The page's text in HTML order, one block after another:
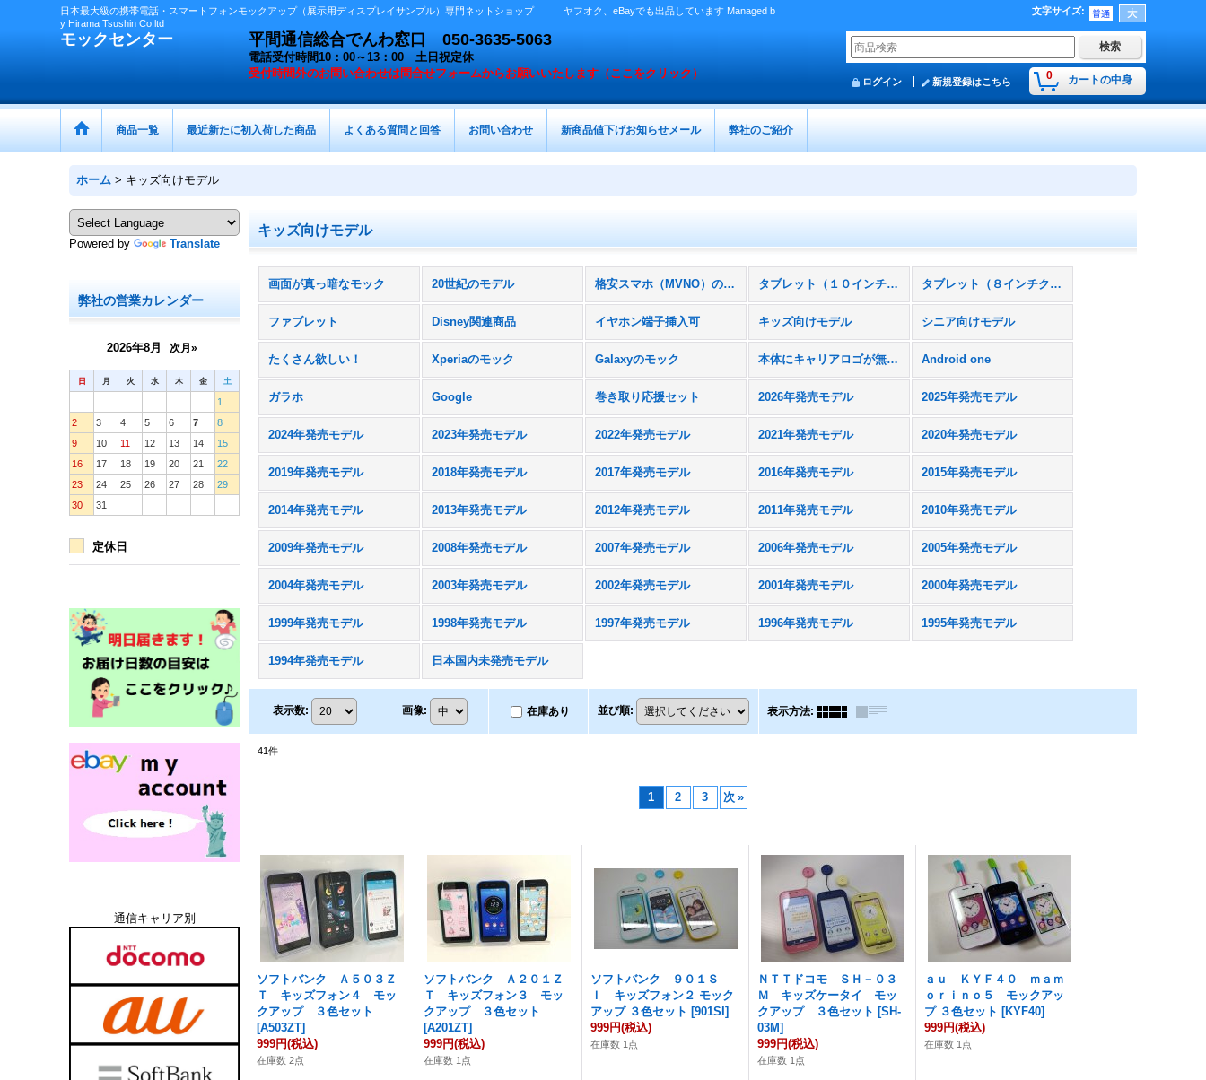
日本最大級の携帯電話・スマートフォンモックアップ（展示用ディスプレイサンプル）専門ネットショップ ヤフオク、eBayでも出品しています Managed b
y Hirama Tsushin Co.ltd
文字サイズ:
モックセンター 平間通信総合でんわ窓口 050-3635-5063
電話受付時間10：00～13：00 土日祝定休
受付時間外のお問い合わせは問合せフォームからお願いいたします（ここをクリック） 0 カートの中身
ログイン 新規登録はこちら
商品一覧 最近新たに初入荷した商品 よくある質問と回答 お問い合わせ 新商品値下げお知らせメール 弊社のご紹介
ホーム > キッズ向けモデル
Powered by Translate
弊社の営業カレンダー
2026年8月 次月»
日 月 火 水 木 金 土
1
2
3 4 5 6 7
8
9
10 11 12 13 14
15
16
17 18 19 20 21
22
23
24 25 26 27 28
29
30
31
定休日
通信キャリア別
キッズ向けモデル
画面が真っ暗なモック 20世紀のモデル 格安スマホ（MVNO）のスマホ タブレット（１０インチクラス） タブレット（８インチクラス）
ファブレット Disney関連商品 イヤホン端子挿入可 キッズ向けモデル シニア向けモデル
たくさん欲しい！ Xperiaのモック Galaxyのモック 本体にキャリアロゴが無いスマホモック Android one
ガラホ Google 巻き取り応援セット 2026年発売モデル 2025年発売モデル
2024年発売モデル 2023年発売モデル 2022年発売モデル 2021年発売モデル 2020年発売モデル
2019年発売モデル 2018年発売モデル 2017年発売モデル 2016年発売モデル 2015年発売モデル
2014年発売モデル 2013年発売モデル 2012年発売モデル 2011年発売モデル 2010年発売モデル
2009年発売モデル 2008年発売モデル 2007年発売モデル 2006年発売モデル 2005年発売モデル
2004年発売モデル 2003年発売モデル 2002年発売モデル 2001年発売モデル 2000年発売モデル
1999年発売モデル 1998年発売モデル 1997年発売モデル 1996年発売モデル 1995年発売モデル
1994年発売モデル 日本国内未発売モデル
表示数: 画像: 在庫あり 並び順: 表示方法:
41件
1 2 3 次 »
ソフトバンク Ａ５０３Ｚ
Ｔ キッズフォン４ モッ
クアップ ３色セット
[A503ZT]
999円(税込)
在庫数 2点
ソフトバンク Ａ２０１Ｚ
Ｔ キッズフォン３ モッ
クアップ ３色セット
[A201ZT]
999円(税込)
在庫数 1点
ソフトバンク ９０１Ｓ
Ｉ キッズフォン２ モック
アップ ３色セット [901SI]
999円(税込)
在庫数 1点
ＮＴＴドコモ ＳＨ－０３
Ｍ キッズケータイ モッ
クアップ ３色セット [SH-
03M]
999円(税込)
在庫数 1点
ａｕ ＫＹＦ４０ ｍａｍ
ｏｒｉｎｏ５ モックアッ
プ ３色セット [KYF40]
999円(税込)
在庫数 1点